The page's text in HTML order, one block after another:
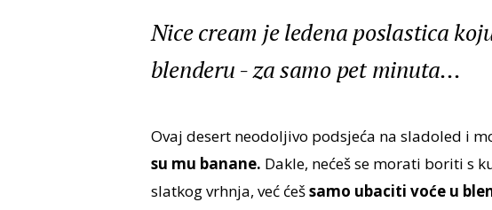
Nice cream je ledena poslastica
blenderu - za samo pet minuta...
Ovaj desert neodoljivo podsjeća na sladoled i
su mu banane. Dakle, nećeš se morati boriti s
slatkog vrhnja, već ćešsamo ubaciti voće u